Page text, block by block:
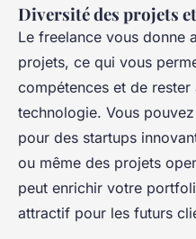
Diversité des projets
Le freelance vous donne
projets, ce qui vous
compétences et de
technologie. Vous
pour des startups
ou même des projets
peut enrichir votre
attractif pour les futurs